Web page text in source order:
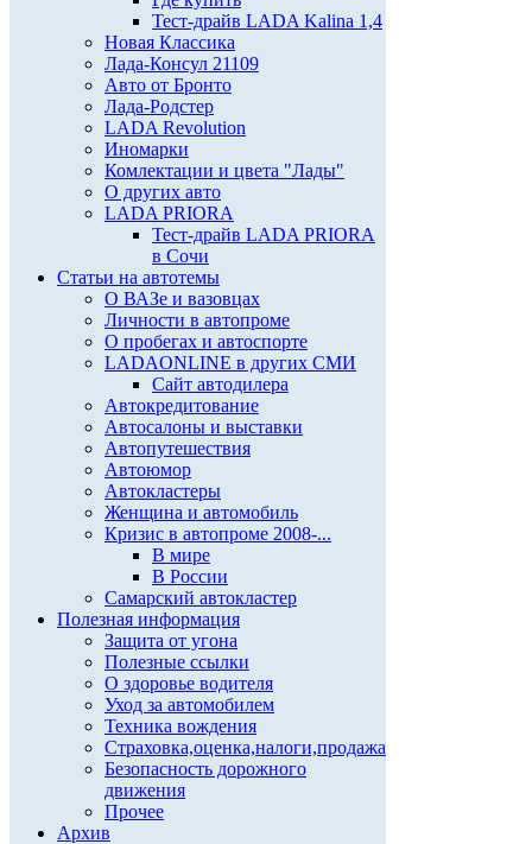
Тест-драйв LADA Kalina 1,4
Новая Классика
Лада-Консул 21109
Авто от Бронто
Лада-Родстер
LADA Revolution
Иномарки
Комлектации и цвета "Лады"
О других авто
LADA PRIORA
Тест-драйв LADA PRIORA
в Сочи
Статьи на автотемы
О ВАЗе и вазовцах
Личности в автопроме
О пробегах и автоспорте
LADAONLINE в других СМИ
Сайт автодилера
Автокредитование
Автосалоны и выставки
Автопутешествия
Автоюмор
Автокластеры
Женщина и автомобиль
Кризис в автопроме 2008-...
В мире
В России
Самарский автокластер
Полезная информация
Защита от угона
Полезные ссылки
О здоровье водителя
Уход за автомобилем
Техника вождения
Страховка,оценка,налоги,продажа
Безопасность дорожного
движения
Прочее
Архив